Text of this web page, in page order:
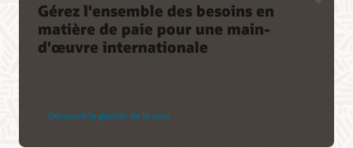
Gérez l'ensemble des besoins en
matière de paie pour une main-
d'œuvre internationale
Découvrir la gestion de la paie